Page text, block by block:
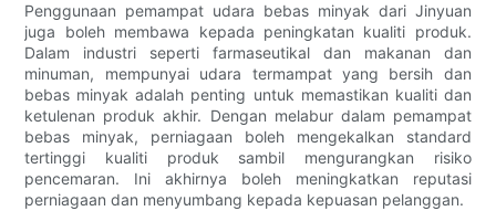
Penggunaan pemampat udara bebas minyak dari Jinyuan
juga boleh membawa kepada peningkatan kualiti produk.
Dalam industri seperti farmaseutikal dan makanan dan
minuman, mempunyai udara termampat yang bersih dan
bebas minyak adalah penting untuk memastikan kualiti dan
ketulenan produk akhir. Dengan melabur dalam pemampat
bebas minyak, perniagaan boleh mengekalkan standard
tertinggi kualiti produk sambil mengurangkan risiko
pencemaran. Ini akhirnya boleh meningkatkan reputasi
perniagaan dan menyumbang kepada kepuasan pelanggan.